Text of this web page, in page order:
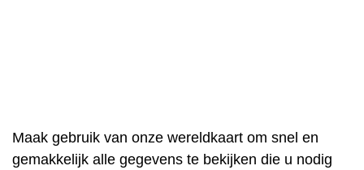
Maak gebruik van onze wereldkaart om snel en
gemakkelijk alle gegevens te bekijken die u nodig